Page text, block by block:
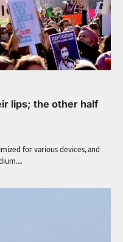
lips; the other half
for various devices, and